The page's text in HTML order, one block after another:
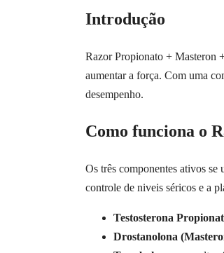
Introdução
Razor Propionato + Masteron
aumentar a força. Com uma
desempenho.
Como funciona o
Os três componentes ativos se
controle de niveis séricos e a
Testosterona
Drostanolona